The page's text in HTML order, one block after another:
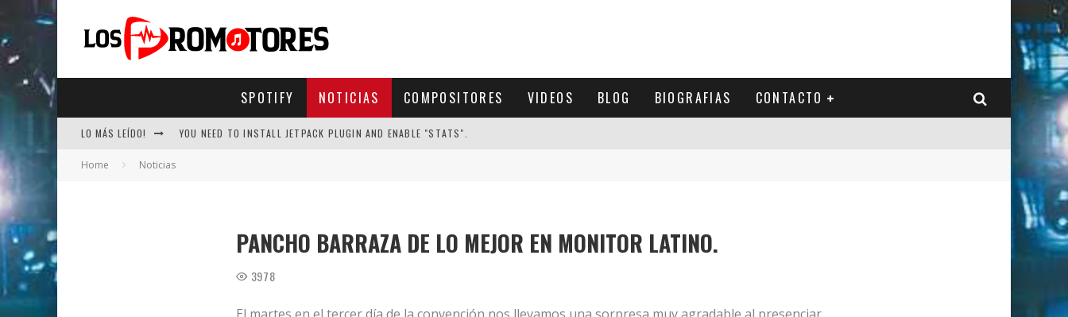
SPOTIFY NOTICIAS COMPOSITORES VIDEOS BLOG BIOGRAFIAS CONTACTO
LO MÁS LEÍDO! YOU NEED TO INSTALL JETPACK PLUGIN AND ENABLE "STATS".
Home Noticias
PANCHO BARRAZA DE LO MEJOR EN MONITOR LATINO.
3978